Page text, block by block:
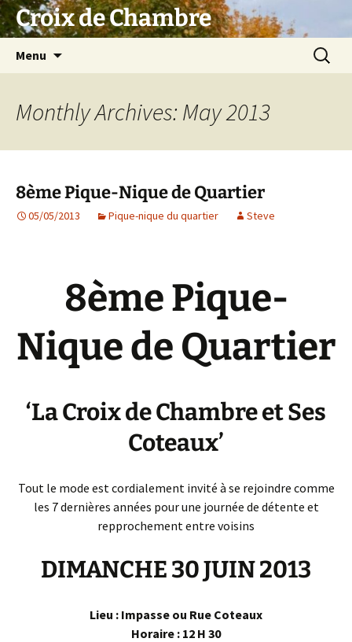
Skip
to Croix de Chambre
Menu
Search
for:
Monthly Archives: May 2013
8ème Pique-Nique de Quartier
05/05/2013 Pique-nique du quartier Steve
8ème Pique-
Nique de Quartier
‘La Croix de Chambre et Ses
Coteaux’
Tout le mode est cordialement invité à se rejoindre comme
les 7 dernières années pour une journée de détente et
repprochement entre voisins
DIMANCHE 30 JUIN 2013
Lieu : Impasse ou Rue Coteaux
Horaire : 12 H 30